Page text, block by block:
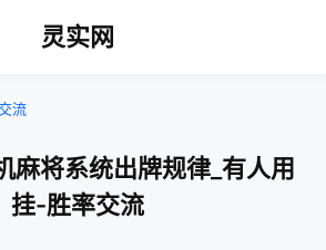
灵实网
流
麻将系统出牌规律_有人用
挂-胜率交流